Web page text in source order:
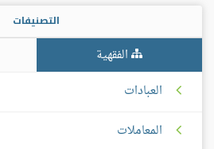
التصنيفات
الفقهية
العبادات
المعاملات